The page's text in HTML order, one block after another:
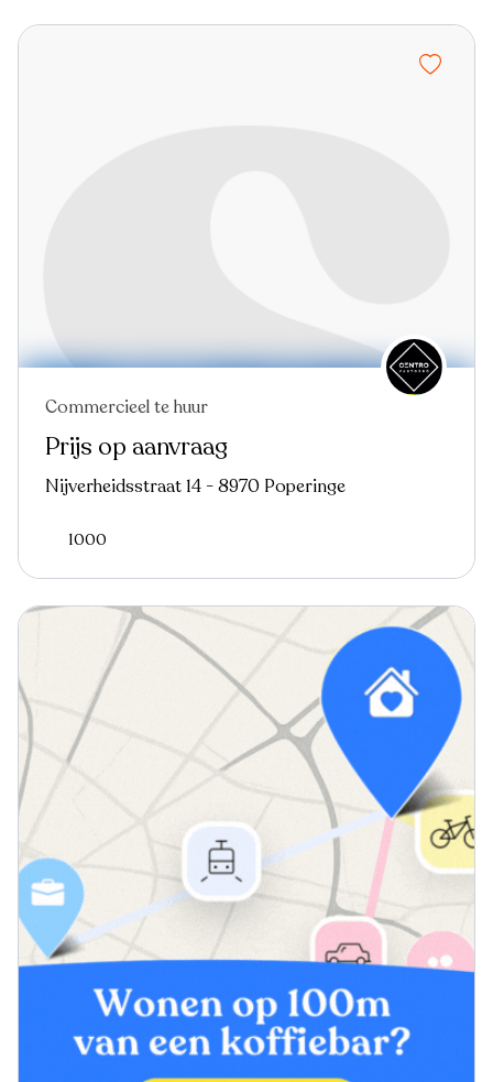
Commercieel te huur
Prijs op aanvraag
Nijverheidsstraat 14 - 8970 Poperinge
1000